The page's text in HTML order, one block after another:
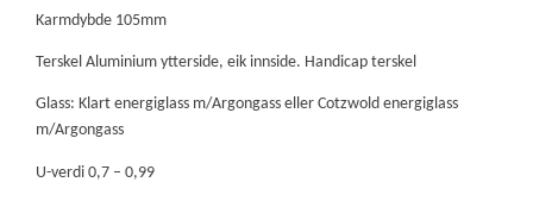
Karmdybde 105mm
Terskel Aluminium ytterside, eik innside. Handicap terskel
Glass: Klart energiglass m/Argongass eller Cotzwold energiglass
m/Argongass
U-verdi 0,7 – 0,99